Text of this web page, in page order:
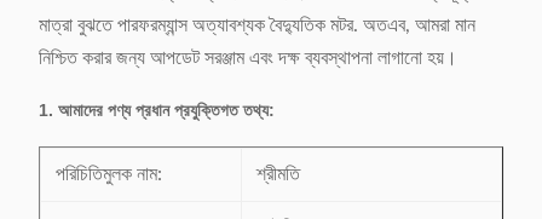
মাত্রা বুঝতে পারফরম্যান্স অত্যাবশ্যক বৈদ্যুতিক মটর. অতএব, আমরা মান
নিশ্চিত করার জন্য আপডেট সরঞ্জাম এবং দক্ষ ব্যবস্থাপনা লাগানো হয়।
1. আমাদের পণ্য প্রধান প্রযুক্তিগত তথ্য:
পরিচিতিমুলক নাম: শ্রীমতি